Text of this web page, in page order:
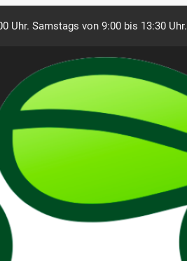
Uhr. Samstags von 9:00 bis 13:30 Uhr.